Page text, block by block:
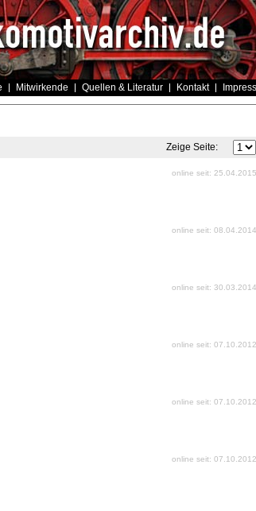
Mitwirkende Quellen & Literatur Kontakt
Zeige Seite:
online seit: 25.04.2015
online seit: 08.04.2014
online seit: 30.03.2014
online seit: 07.10.2012
online seit: 07.10.2012
online seit: 07.10.2012